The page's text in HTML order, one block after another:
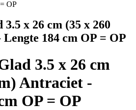
OP
x 26 cm (35 x 260
184 cm OP = OP
3.5 x 26 cm
Antraciet -
OP = OP